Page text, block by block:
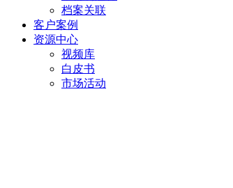
档案关联
客户案例
资源中心
视频库
白皮书
市场活动